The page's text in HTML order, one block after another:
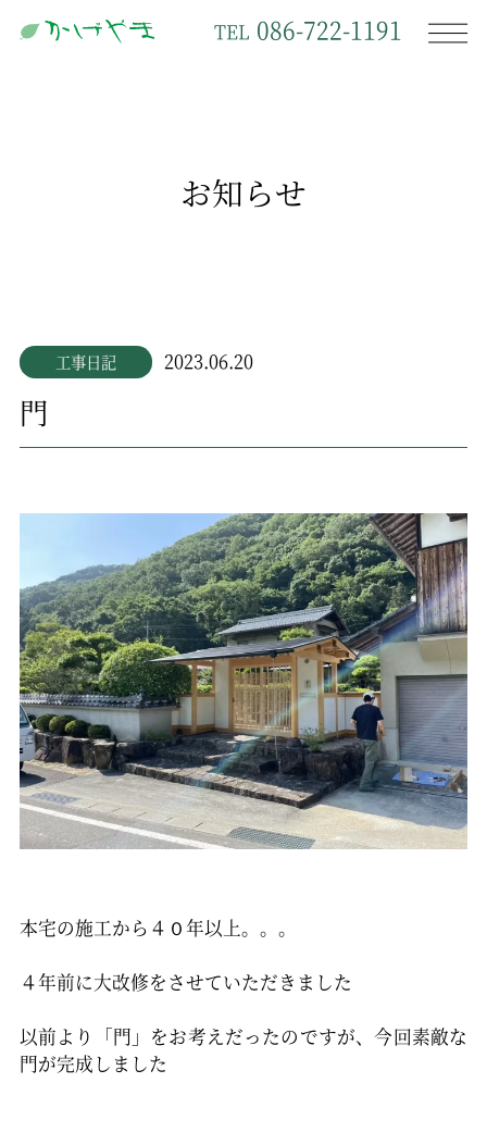
TEL 086-722-1191
お知らせ
工事日記 2023.06.20
門
本宅の施工から４０年以上。。。
４年前に大改修をさせていただきました
以前より「門」をお考えだったのですが、今回素敵な
門が完成しました